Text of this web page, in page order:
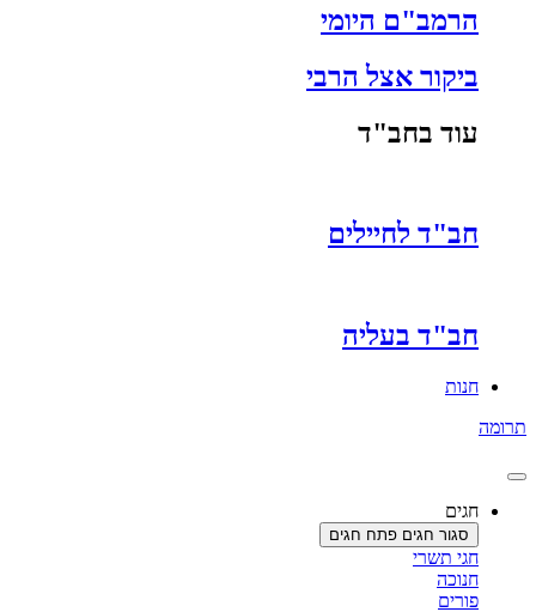
הרמב"ם היומי
ביקור אצל הרבי
עוד בחב"ד
חב"ד לחיילים
חב"ד בעליה
חנות
תרומה
חגים
סגור חגים פתח חגים
חגי תשרי
חנוכה
פורים